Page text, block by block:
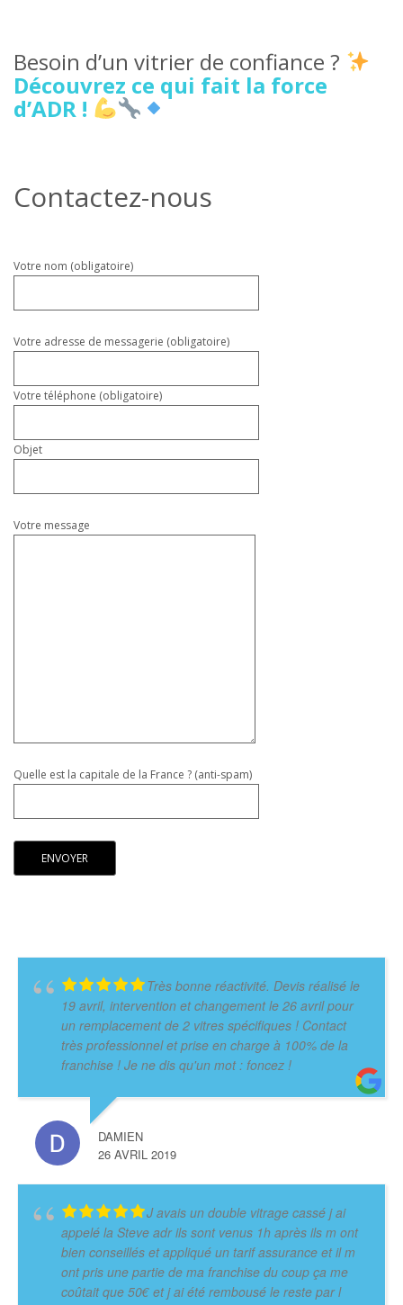
Besoin d’un vitrier de confiance ?
Découvrez ce qui fait la force
d’ADR !
Contactez-nous
Veuillez
vide.
Votre nom (obligatoire)
Votre adresse de messagerie (obligatoire)
Votre téléphone (obligatoire)
Objet
Votre message
Quelle est la capitale de la France ? (anti-spam)
Très bonne réactivité. Devis réalisé le
19 avril, intervention et changement le 26 avril pour
un remplacement de 2 vitres spécifiques ! Contact
très professionnel et prise en charge à 100% de la
franchise ! Je ne dis qu'un mot : foncez !
DAMIEN
26 AVRIL 2019
J avais un double vitrage cassé j ai
appelé la Steve adr ils sont venus 1h après ils m ont
bien conseillés et appliqué un tarif assurance et il m
ont pris une partie de ma franchise du coup ça me
coûtait que 50€ et j ai été rembousé le reste par l